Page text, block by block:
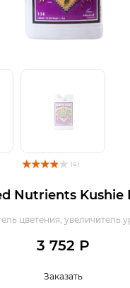
( 5 )
Nutrients Kushie
цветения, увеличитель
3 752 Р
Заказать